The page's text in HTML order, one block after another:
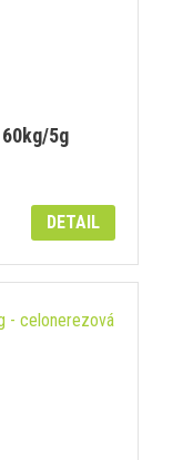
5g
DETAIL